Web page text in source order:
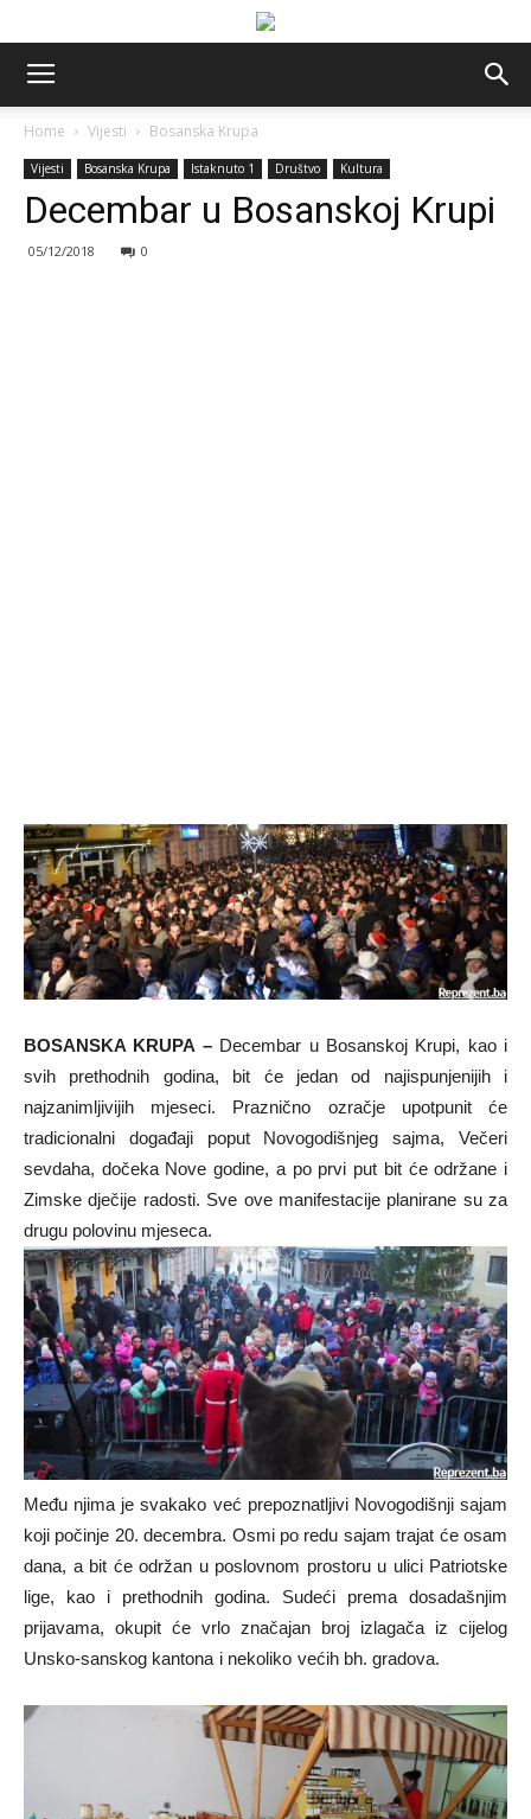
Home Vijesti Bosanska Krupa
Vijesti Bosanska Krupa Istaknuto 1 Društvo Kultura
Decembar u Bosanskoj Krupi
05/12/2018 0
BOSANSKA KRUPA –Decembar u Bosanskoj Krupi, kao i
svih prethodnih godina, bit će jedan od najispunjenijih i
najzanimljivijih mjeseci. Praznično ozračje upotpunit će
tradicionalni događaji poput Novogodišnjeg sajma, Večeri
sevdaha, dočeka Nove godine, a po prvi put bit će održane i
Zimske dječije radosti. Sve ove manifestacije planirane su za
drugu polovinu mjeseca.
Među njima je svakako već prepoznatljivi Novogodišnji sajam
koji počinje 20. decembra. Osmi po redu sajam trajat će osam
dana, a bit će održan u poslovnom prostoru u ulici Patriotske
lige, kao i prethodnih godina. Sudeći prema dosadašnjim
prijavama, okupit će vrlo značajan broj izlagača iz cijelog
Unsko-sanskog kantona i nekoliko većih bh. gradova.